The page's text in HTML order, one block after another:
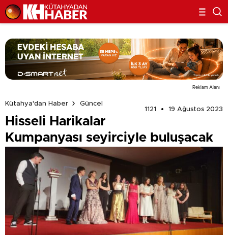
Reklam Alanı
Kütahya'dan Haber
Güncel
1121
19 Ağustos 2023
Hisseli Harikalar
Kumpanyası seyirciyle buluşacak